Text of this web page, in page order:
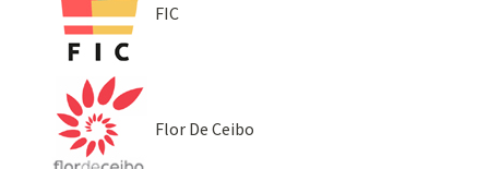
FIC
Flor De Ceibo